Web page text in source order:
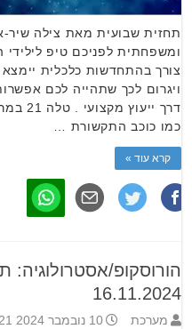
תחזית שבועית מאת צילה שיר-
ומשפחתית לפניכם טיפ לילידי
צורך בהתחדשות כלכלית
ויגרום לכך שתהייה לכם
כמו כוכב התקשורת …
קרא עוד »
16.11.2024
מערכת 10 נובמבר 2024 6:21